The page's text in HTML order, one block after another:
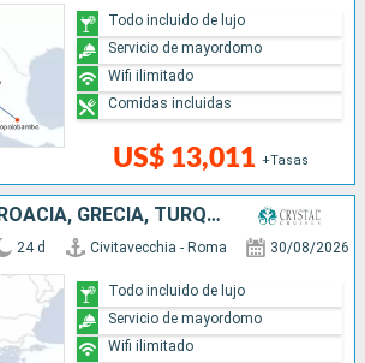
US$ 13,011 +Tasas
Todo incluido de lujo
Servicio de mayordomo
Wifi ilimitado
Comidas incluidas
MONTENEGRO, CROACIA, GRECIA, TURQUÍA, MALTA, ITALIA
24 d Civitavecchia - Roma 30/08/2026
Todo incluido de lujo
Servicio de mayordomo
Wifi ilimitado